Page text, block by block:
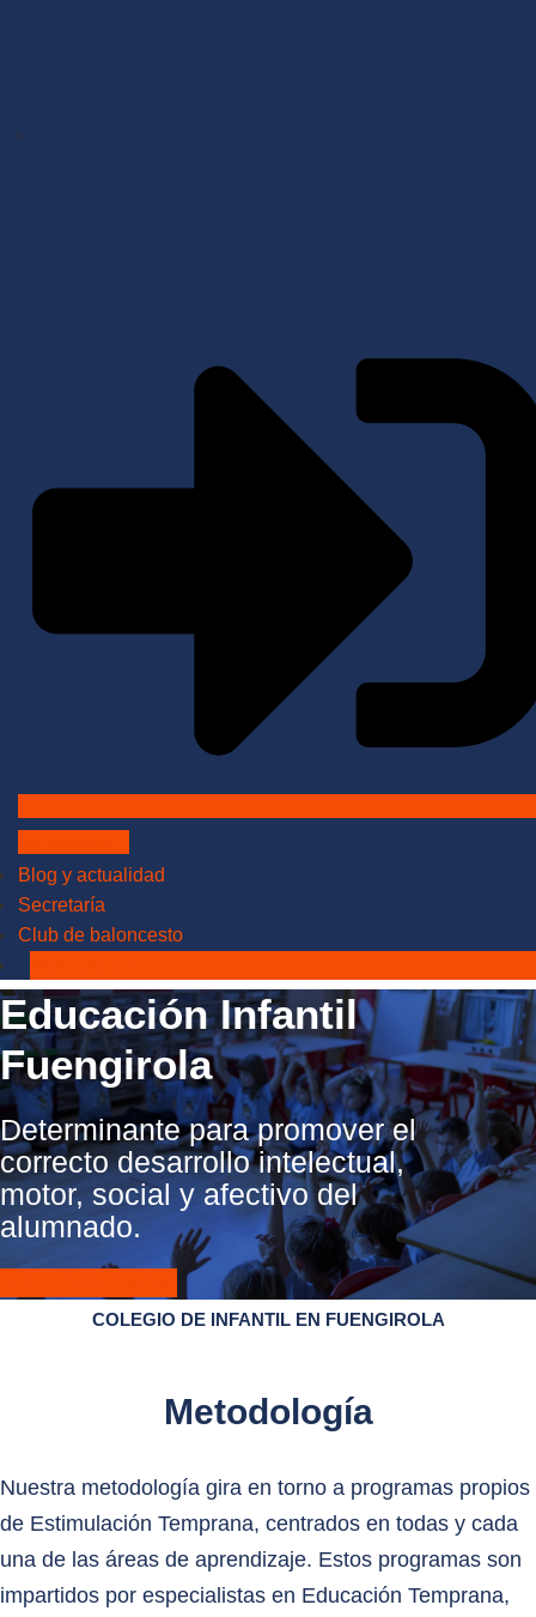
Blog y actualidad
Secretaría
Club de baloncesto
Educación Infantil
Fuengirola
Determinante para promover el
correcto desarrollo intelectual,
motor, social y afectivo del
alumnado.
COLEGIO DE INFANTIL EN FUENGIROLA
Metodología
Nuestra metodología gira en torno a programas propios
de Estimulación Temprana, centrados en todas y cada
una de las áreas de aprendizaje. Estos programas son
impartidos por especialistas en Educación Temprana,